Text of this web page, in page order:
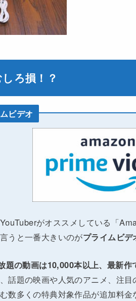
ろ損！？
ビデオ
がオススメしている「
うと一番大きいのがプライムビデ
題の動画は10,000本以上、最新
話題の映画や人気のアニメ、注
数多くの特典対象作品が追加料金